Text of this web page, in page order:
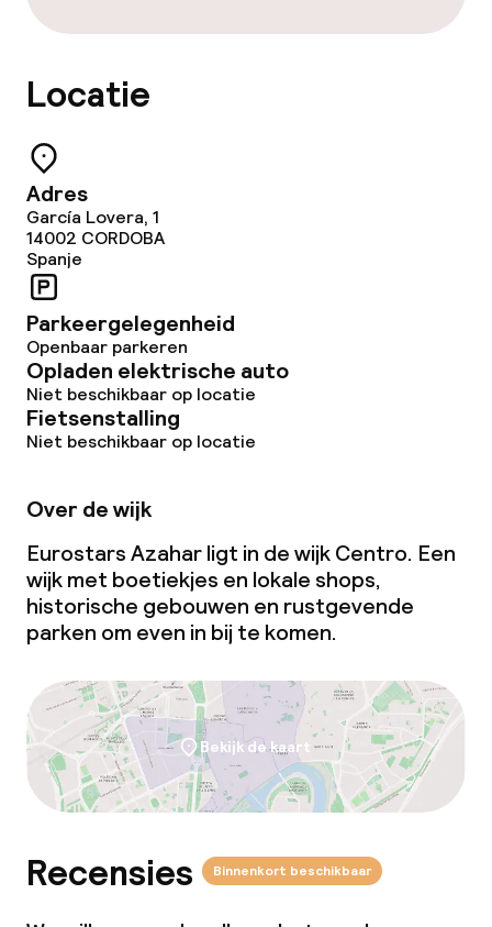
Overal rookvrij
Locatie
Adres
García Lovera, 1
14002 CORDOBA
Spanje
Parkeergelegenheid
Openbaar parkeren
Opladen elektrische auto
Niet beschikbaar op locatie
Fietsenstalling
Niet beschikbaar op locatie
Over de wijk
Eurostars Azahar ligt in de wijk Centro. Een
wijk met boetiekjes en lokale shops,
historische gebouwen en rustgevende
parken om even in bij te komen.
Bekijk de kaart
Recensies Binnenkort beschikbaar